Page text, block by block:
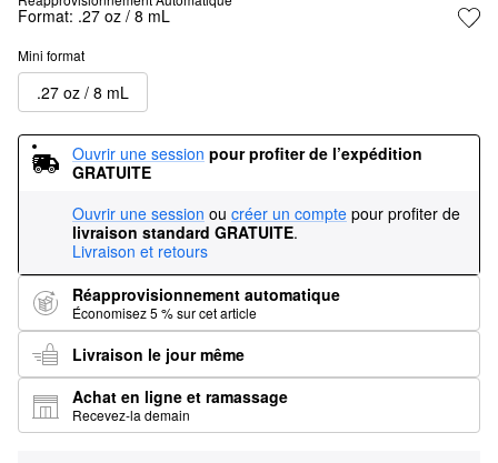
Format: .27 oz / 8 mL
Mini format
.27 oz / 8 mL
Ouvrir une session pour profiter de l’expédition
GRATUITE
Ouvrir une session ou créer un compte pour profiter de
livraison standard GRATUITE.
Livraison et retours
Réapprovisionnement automatique
Économisez 5 % sur cet article
Livraison le jour même
Achat en ligne et ramassage
Recevez-la demain